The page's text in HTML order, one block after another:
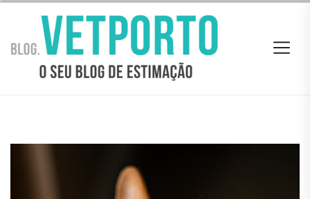
the
BLOG
VETPORTO
BLOG VETPORTO